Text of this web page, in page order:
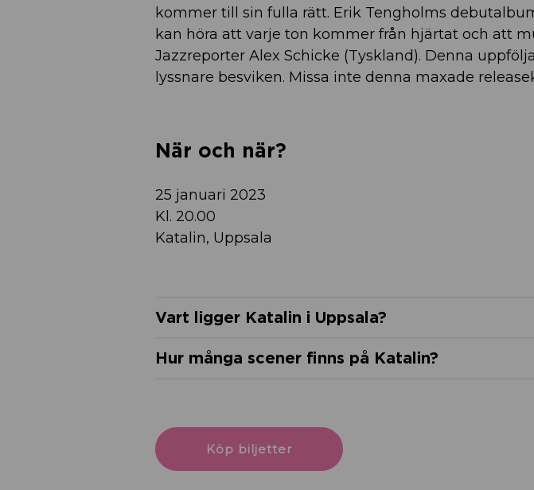
kommer till sin fulla rätt. Erik Tengholms
kan höra att varje ton kommer från hjärtat och att
Jazzreporter Alex Schicke (Tyskland). Denna
lyssnare besviken. Missa inte denna maxade
När och när?
25 januari 2023
Kl. 20.00
Katalin, Uppsala
Vart ligger Katalin i Uppsala?
Hur många scener finns på Katalin?
Köp biljetter